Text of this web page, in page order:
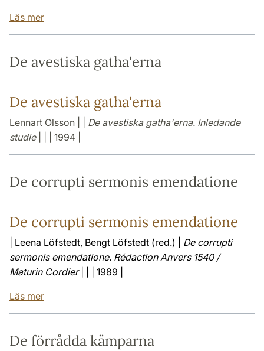
Läs mer
De avestiska gatha'erna
De avestiska gatha'erna
Lennart Olsson | | De avestiska gatha'erna. Inledande
studie| | | 1994 |
De corrupti sermonis emendatione
De corrupti sermonis emendatione
| Leena Löfstedt, Bengt Löfstedt (red.) | De corrupti
sermonis emendatione. Rédaction Anvers 1540 /
Maturin Cordier| | | 1989 |
Läs mer
De förrådda kämparna